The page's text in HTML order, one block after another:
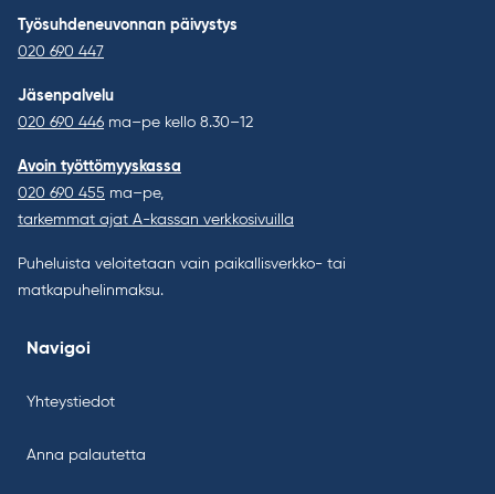
Työsuhdeneuvonnan päivystys
020 690 447
Jäsenpalvelu
020 690 446 ma–pe kello 8.30–12
Avoin työttömyyskassa
020 690 455 ma–pe,
tarkemmat ajat A-kassan verkkosivuilla
Puheluista veloitetaan vain paikallisverkko- tai
matkapuhelinmaksu.
Navigoi
Yhteystiedot
Anna palautetta